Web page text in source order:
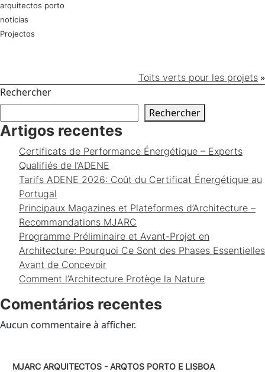
arquitectos porto
noticias
Projectos
Toits verts pour les projets »
Rechercher
Rechercher
Artigos recentes
Certificats de Performance Énergétique – Experts
Qualifiés de l’ADENE
Tarifs ADENE 2026: Coût du Certificat Énergétique au
Portugal
Principaux Magazines et Plateformes d’Architecture –
Recommandations MJARC
Programme Préliminaire et Avant-Projet en
Architecture: Pourquoi Ce Sont des Phases Essentielles
Avant de Concevoir
Comment l’Architecture Protège la Nature
Comentários recentes
Aucun commentaire à afficher.
MJARC ARQUITECTOS - ARQTOS PORTO E LISBOA